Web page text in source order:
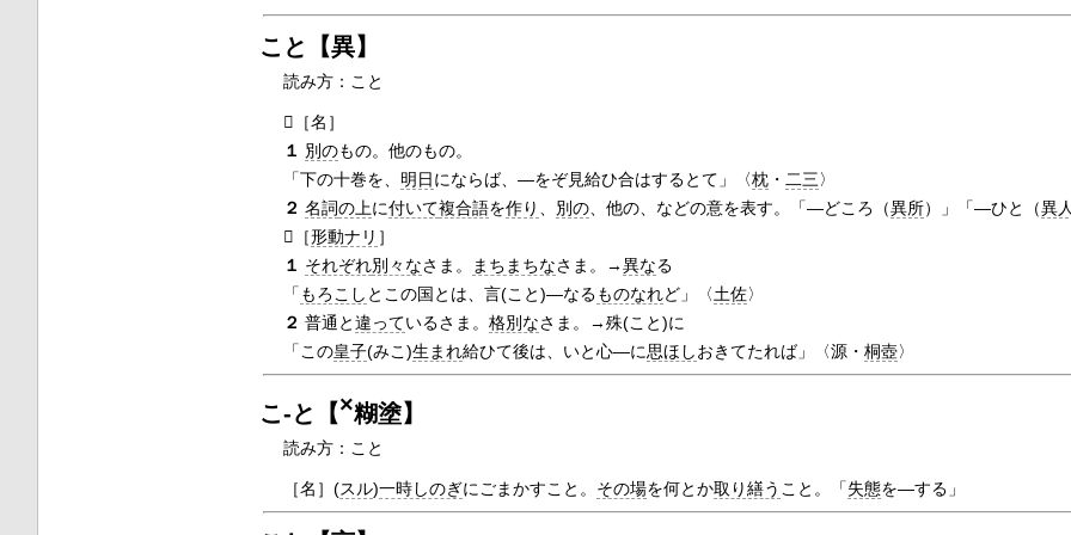
こと【異】
読み方：こと
 ［名］
１ 別のもの。他のもの。
「下の十巻を、 明日にならば、―をぞ見給ひ合はするとて」〈枕 ・ 二三〉
２ 名詞の上に付いて複合語を作り 別の 、他の、などの意を表す。「―どころ（異所）」「―ひと（異
 ［形動ナリ ］
１ それぞれ別々なさま。 まちまちなさま。→異なる
「もろこし とこの国とは、言(こと)―なるものなれど」〈土佐〉
２ 普通と違っているさま。格別なさま。→殊(こと)に
「この皇子(みこ)生まれ給ひて後は、いと心―に思ほしおきてたれば」〈源・桐壺〉
こ‐と【×糊塗】
読み方：こと
［名］(スル)一時しのぎにごまかすこと。 その場を何とか取り繕う こと。「失態を―する」